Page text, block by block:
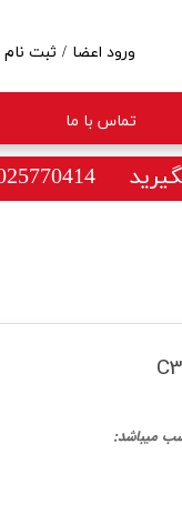
تماس با ما
ورود اعضا / ثبت نام
تغییر گذر واژه
سفارشات
میباشد: